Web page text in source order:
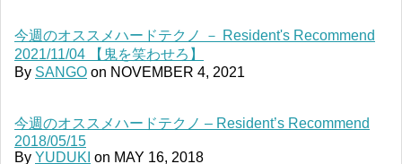
今週のオススメハードテクノ － Resident's Recommend
2021/11/04 【鬼を笑わせろ】
By SANGO on NOVEMBER 4, 2021
今週のオススメハードテクノ – Resident’s Recommend
2018/05/15
By YUDUKI on MAY 16, 2018